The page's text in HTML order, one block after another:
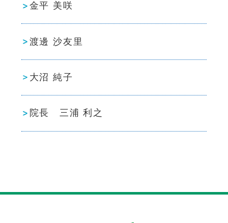
金平 美咲
渡邊 沙友里
大沼 純子
院長 三浦 利之